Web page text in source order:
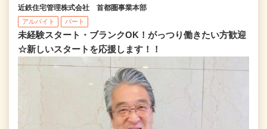
近鉄住宅管理株式会社 首都圏事業本部
アルバイト パート
未経験スタート・ブランクOK！がっつり働きたい方歓迎
☆新しいスタートを応援します！！